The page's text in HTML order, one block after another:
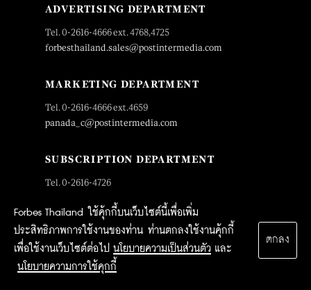
Forbes Thailand ใช้คุ้กกี้บนเว็บไซต์นี้เพื่อเพิ่ม
ประสิทธิภาพการใช้งานของท่าน ท่านตกลงใช้งานคุ้กกี้
เพื่อใช้งานเว็บไซต์ต่อไป นโยบายความเป็นส่วนตัว และ
นโยบายความการใช้คุกกี้
ตกลง
ADVERTISING DEPARTMENT
Tel. 0-2616-4666 ext. 4768,4725
forbesthailand.sales@postintermedia.com
MARKETING DEPARTMENT
Tel. 0-2616-4666 ext.4659
panada_c@postintermedia.com
SUBSCRIPTION DEPARTMENT
Tel. 0-2616-4726
OUR SITES
News